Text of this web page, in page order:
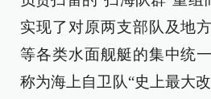
实现了对原两支部队及地
等各类水面舰艇的集中统
称为海上自卫队“史上最大